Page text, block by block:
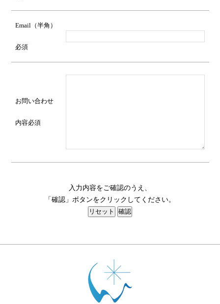
Email（半角）
必須
お問い合わせ
内容必須
入力内容をご確認のうえ、
「確認」ボタンをクリックしてください。